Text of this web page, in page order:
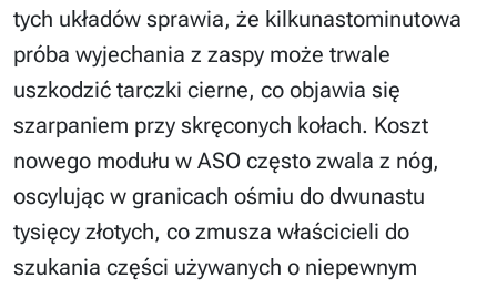
tych układów sprawia, że kilkunastominutowa
próba wyjechania z zaspy może trwale
uszkodzić tarczki cierne, co objawia się
szarpaniem przy skręconych kołach. Koszt
nowego modułu w ASO często zwala z nóg,
oscylując w granicach ośmiu do dwunastu
tysięcy złotych, co zmusza właścicieli do
szukania części używanych o niepewnym